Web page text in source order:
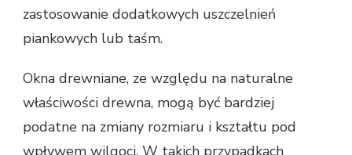
zastosowanie dodatkowych uszczelnień
piankowych lub taśm.
Okna drewniane, ze względu na naturalne
właściwości drewna, mogą być bardziej
podatne na zmiany rozmiaru i kształtu pod
wpływem wilgoci. W takich przypadkach